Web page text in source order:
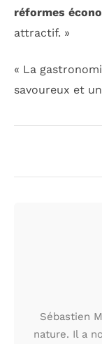
réformes
attractif. »
« La
savoureux et
Sébastien
nature. Il a